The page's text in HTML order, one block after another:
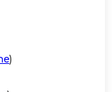
)